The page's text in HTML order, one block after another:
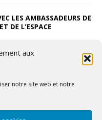
aux
notre site web et notre
LES AMBASSADEURS DE
DE L’ESPACE